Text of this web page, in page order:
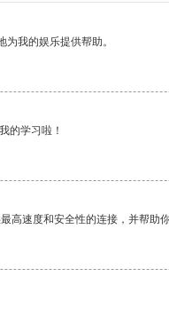
我的娱乐提供帮助。
的学习啦！
高速度和安全性的连接，并帮助